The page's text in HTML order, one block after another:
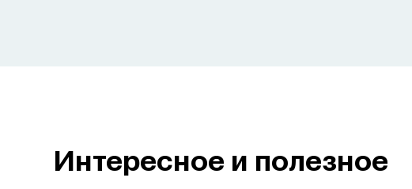
Интересное и полезное